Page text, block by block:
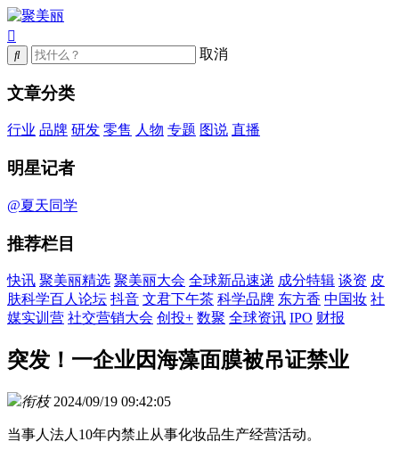
取消
文章分类
行业 品牌 研发 零售 人物 专题 图说 直播
明星记者
@夏天同学
推荐栏目
快讯 聚美丽精选 聚美丽大会 全球新品速递 成分特辑 谈资 皮
肤科学百人论坛 抖音 文君下午茶 科学品牌 东方香 中国妆 社
媒实训营 社交营销大会 创投+ 数聚 全球资讯 IPO 财报
突发！一企业因海藻面膜被吊证禁业
衔枝 2024/09/19 09:42:05
当事人法人10年内禁止从事化妆品生产经营活动。